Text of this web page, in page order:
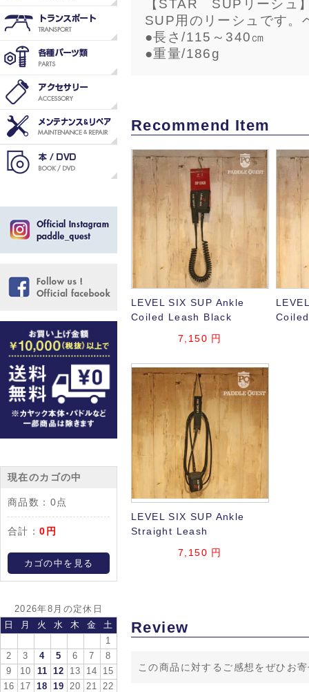
現在のカゴの中
商品数： 0点
合計：0円
カゴの中を見る
2026年8月の定休日
日
月 火 水 木 金
土
1
2
3 4 5 6 7
8
9
10 11 12 13 14
15
16
17 18 19 20 21
22
【STAR SUPリーシュ
SUP用のリーシュです。
●長さ/115～340㎝
●重量/186g
Recommend Item
LEVEL SIX SUP Ankle
Coiled Leash Black
7,150 円
LEVEL SIX SUP Ankle
Straight Leash
7,150 円
Review
この商品に対するご感想をぜひお